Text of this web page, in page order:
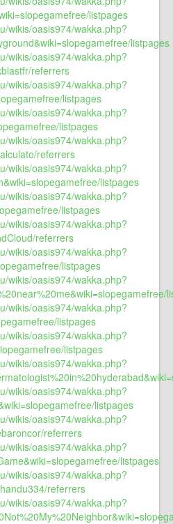
listpages
wikis/oasis974/wakka.php?
listpages
wikis/oasis974/wakka.php?
referrers
wikis/oasis974/wakka.php?
listpages
wikis/oasis974/wakka.php?
listpages
wikis/oasis974/wakka.php?
referrers
wikis/oasis974/wakka.php?
listpages
wikis/oasis974/wakka.php?
listpages
wikis/oasis974/wakka.php?
referrers
wikis/oasis974/wakka.php?
listpages
wikis/oasis974/wakka.php?
wikis/oasis974/wakka.php?
listpages
wikis/oasis974/wakka.php?
listpages
wikis/oasis974/wakka.php?
wikis/oasis974/wakka.php?
listpages
wikis/oasis974/wakka.php?
referrers
wikis/oasis974/wakka.php?
listpages
wikis/oasis974/wakka.php?
referrers
wikis/oasis974/wakka.php?